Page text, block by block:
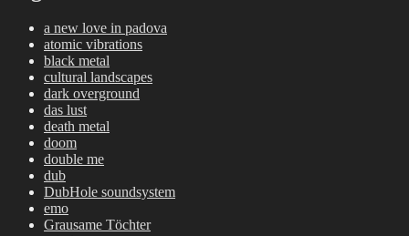
a new love in padova
atomic vibrations
black metal
cultural landscapes
dark overground
das lust
death metal
doom
double me
dub
DubHole soundsystem
emo
Grausame Töchter